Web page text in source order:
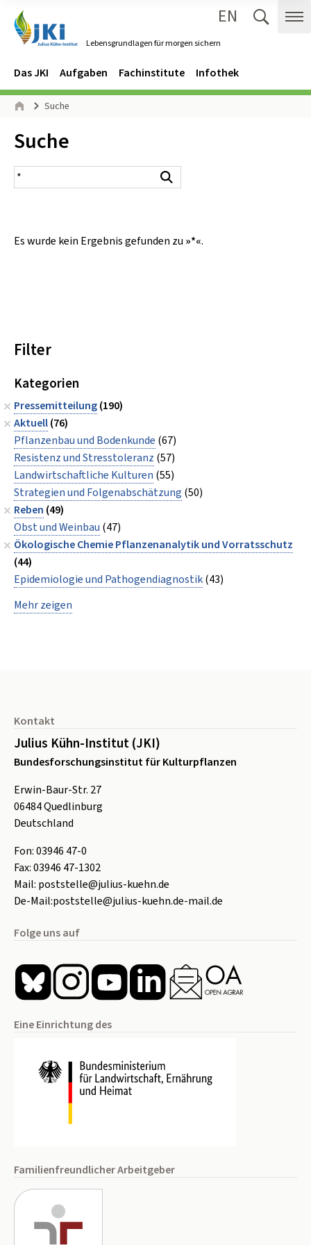
Lebensgrundlagen für morgen sichern
EN
Navigation
Hauptmenü
Das JKI Aufgaben Fachinstitute Infothek
Seitenpfad
Suche
Inhalt:
Suche
Suchergebnis
Es wurde kein Ergebnis gefunden zu »*«.
Filter
Kategorien
Pressemitteilung(190)
Aktuell(76)
Pflanzenbau und Bodenkunde (67)
Resistenz und Stresstoleranz (57)
Landwirtschaftliche Kulturen (55)
Strategien und Folgenabschätzung (50)
Reben (49)
Obst und Weinbau (47)
Ökologische Chemie Pflanzenanalytik und Vorratsschutz
(44)
Epidemiologie und Pathogendiagnostik(43)
Mehr zeigen
Kontakt
Julius Kühn-Institut (JKI)
Bundesforschungsinstitut für Kulturpflanzen
Erwin-Baur-Str. 27
06484Quedlinburg
Deutschland
Fon:03946 47-0
Fax:03946 47-1302
Mail: poststelle@julius-kuehn.de
De-Mail:poststelle@julius-kuehn.de-mail.de
Folge uns auf
Eine Einrichtung des
Familienfreundlicher Arbeitgeber